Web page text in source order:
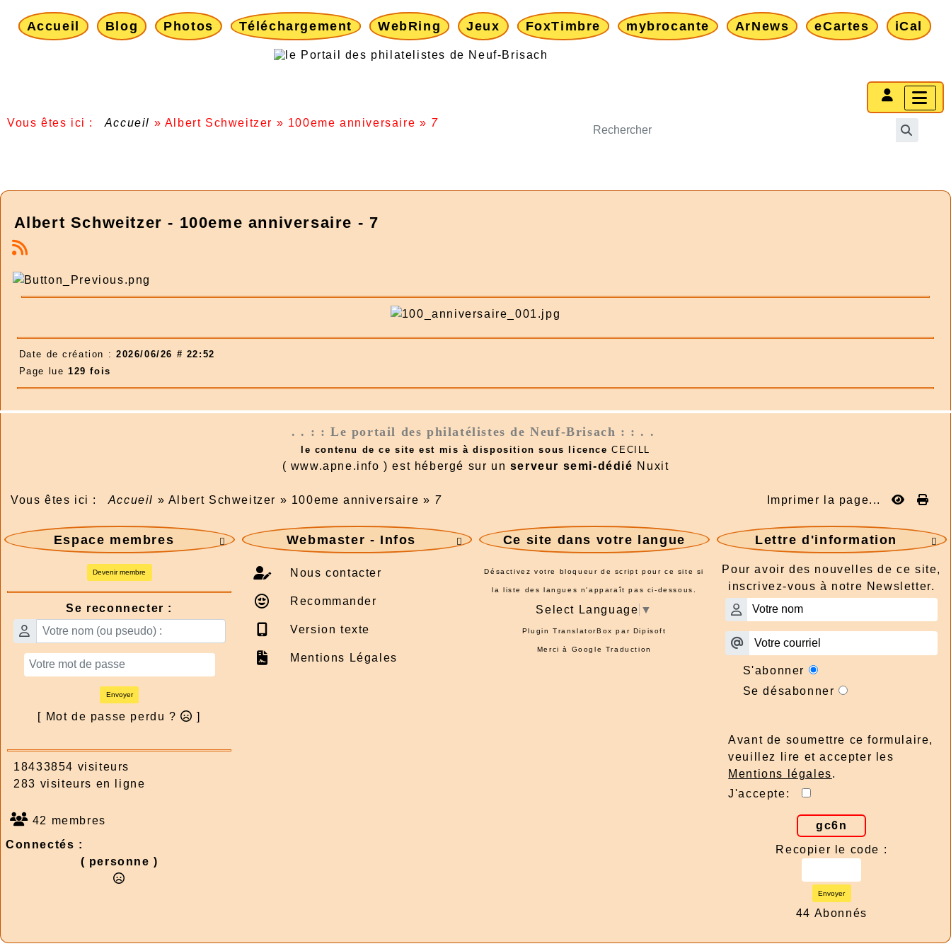
Accueil Blog Photos Téléchargement WebRing Jeux FoxTimbre mybrocante ArNews eCartes iCal
Vous êtes ici : Accueil » Albert Schweitzer » 100eme anniversaire » 7
Albert Schweitzer - 100eme anniversaire - 7
Date de création : 2026/06/26 # 22:52
Page lue 129 fois
. . : : Le portail des philatélistes de Neuf-Brisach : : . .
le contenu de ce site est mis à disposition sous licence CECILL
( www.apne.info ) est hébergé sur un serveur semi-dédié Nuxit
Vous êtes ici : Accueil » Albert Schweitzer » 100eme anniversaire » 7 Imprimer la page...

Espace membres
Devenir membre
Se reconnecter :
Envoyer
[ Mot de passe perdu ? ]
18433854 visiteurs
283 visiteurs en ligne
42 membres
Connectés :
( personne )

Webmaster - Infos
Nous contacter
Recommander
Version texte
Mentions Légales
Ce site dans votre langue
Désactivez votre bloqueur de script pour ce site si
la liste des langues n'apparaît pas ci-dessous.
Select Language ▼
Plugin TranslatorBox par Dipisoft
Merci à Google Traduction

Lettre d'information
Pour avoir des nouvelles de ce site,
inscrivez-vous à notre Newsletter.
S'abonner
Se désabonner
Avant de soumettre ce formulaire,
veuillez lire et accepter les
Mentions légales.
J'accepte:
gc6n
Recopier le code :
Envoyer
44 Abonnés